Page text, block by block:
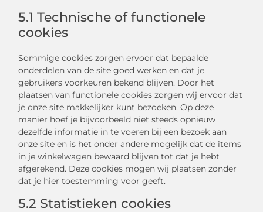
5.1 Technische of functionele
cookies
Sommige cookies zorgen ervoor dat bepaalde
onderdelen van de site goed werken en dat je
gebruikers voorkeuren bekend blijven. Door het
plaatsen van functionele cookies zorgen wij ervoor dat
je onze site makkelijker kunt bezoeken. Op deze
manier hoef je bijvoorbeeld niet steeds opnieuw
dezelfde informatie in te voeren bij een bezoek aan
onze site en is het onder andere mogelijk dat de items
in je winkelwagen bewaard blijven tot dat je hebt
afgerekend. Deze cookies mogen wij plaatsen zonder
dat je hier toestemming voor geeft.
5.2 Statistieken cookies